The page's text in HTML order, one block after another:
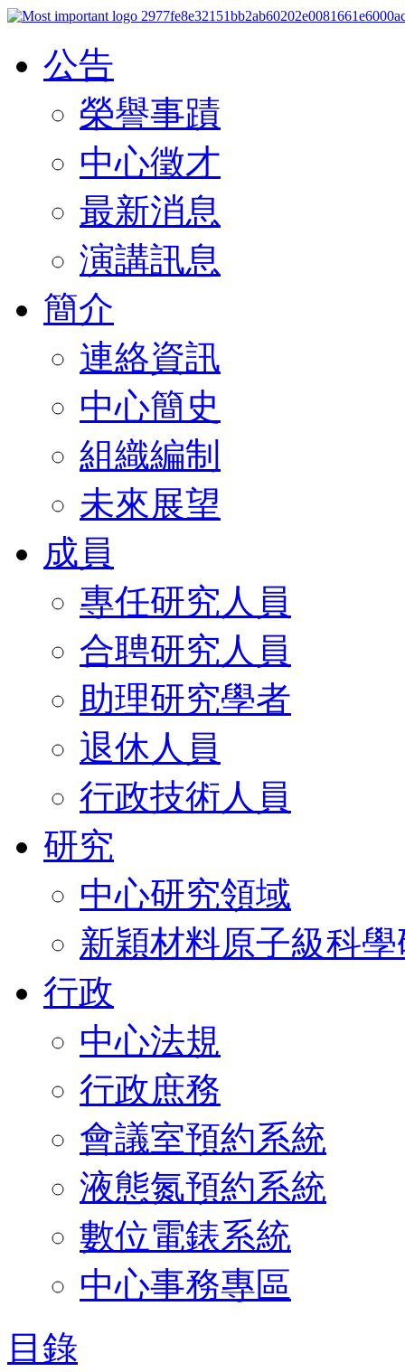
公告
榮譽事蹟
中心徵才
最新消息
演講訊息
簡介
連絡資訊
中心簡史
組織編制
未來展望
成員
專任研究人員
合聘研究人員
助理研究學者
退休人員
行政技術人員
研究
中心研究領域
新穎材料原子級科
行政
中心法規
行政庶務
會議室預約系統
液態氮預約系統
數位電錶系統
中心事務專區
目錄